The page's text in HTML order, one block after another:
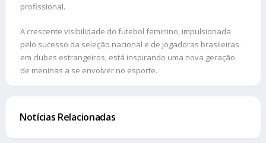
profissional.
A crescente visibilidade do futebol feminino, impulsionada
pelo sucesso da seleção nacional e de jogadoras brasileiras
em clubes estrangeiros, está inspirando uma nova geração
de meninas a se envolver no esporte.
Notícias Relacionadas